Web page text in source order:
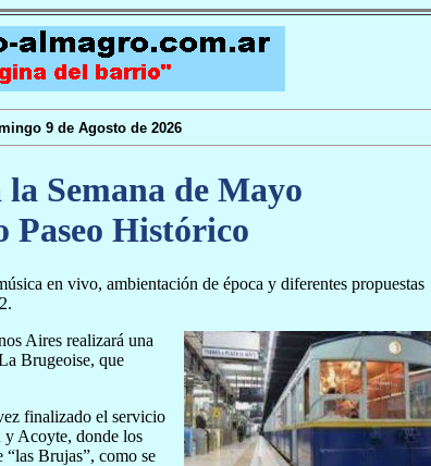
9 de Agosto de 2026
Semana de Mayo
Paseo Histórico
en vivo, ambientación de época y diferentes propuestas
Aires realizará una
Brugeoise, que
finalizado el servicio
y Acoyte, donde los
Brujas”, como se